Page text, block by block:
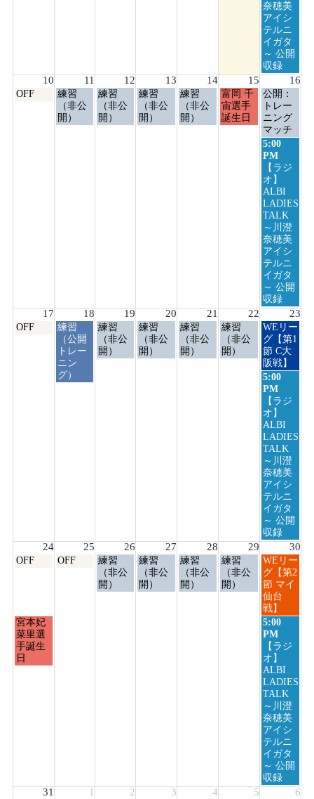
奈穂美
アイシ
テルニ
イガタ
～ 公開
収録
10 11 12 13 14 15 16
月
OFF
火
曜
日,
練習
（非公
開）
水
曜
日,
練習
（非公
開）
木
曜
日,
練習
（非公
開）
金
曜
日,
練習
（非公
開）
土
曜
日,
富岡 千
宙選手
誕生日
日
曜
日,
8
月
16th
2026
公開：
トレー
ニング
マッチ
日
曜
日,
8
月
16th
2026
5:00
PM
【ラジ
オ】
ALBI
LADIES
TALK
～川澄
奈穂美
アイシ
テルニ
イガタ
～ 公開
収録
17 18 19 20 21 22 23
月
OFF
火
曜
日,
8
月
練習
（公開
トレー
ニン
グ）
水
曜
日,
練習
（非公
開）
木
曜
日,
練習
（非公
開）
金
曜
日,
練習
（非公
開）
土
曜
日,
練習
（非公
開）
日
曜
日,
8
月
23rd
2026
WEリー
グ【第1
節 C大
阪戦】
日
曜
日,
8
月
23rd
2026
5:00
PM
【ラジ
オ】
ALBI
LADIES
TALK
～川澄
奈穂美
アイシ
テルニ
イガタ
～ 公開
収録
24 25 26 27 28 29 30
月
24th
2026
OFF
火
OFF
水
曜
日,
練習
（非公
開）
木
曜
日,
練習
（非公
開）
金
曜
日,
練習
（非公
開）
土
曜
日,
練習
（非公
開）
日
曜
日,
8
月
30th
2026
WEリー
グ【第2
節 マイ
仙台
戦】
月
曜
日,
8
宮本妃
菜里選
手誕生
日
日
曜
日,
8
月
30th
2026
5:00
PM
【ラジ
オ】
ALBI
LADIES
TALK
～川澄
奈穂美
アイシ
テルニ
イガタ
～ 公開
収録
31 1 2 3 4 5 6